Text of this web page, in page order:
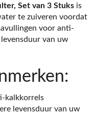
Set van 3 Stuks is
te zuiveren voordat
voor anti-
van uw
kalkkorrels
levensduur van uw